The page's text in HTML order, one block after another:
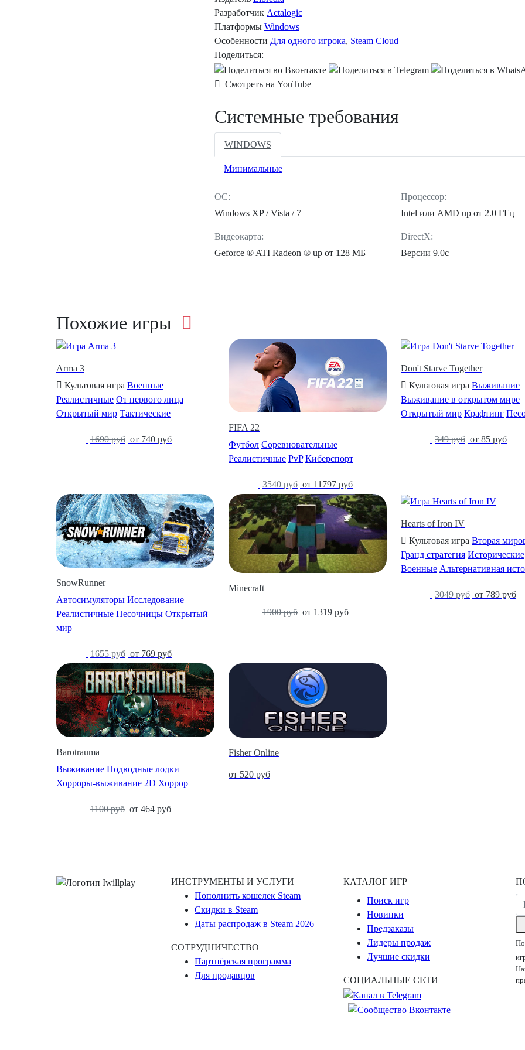
Разработчик Actalogic
Платформы Windows
Особенности Для одного игрока, Steam Cloud
Поделиться:
Смотреть на YouTube
Системные требования
WINDOWS
Минимальные
ОС:
Windows XP / Vista / 7
Процессор:
Intel или AMD up от 2.0 ГГц
Видеокарта:
Geforce ® ATI Radeon ® up от 128 МБ
DirectX:
Версии 9.0c
Похожие игры
Arma 3
Культовая игра Военные
Реалистичные От первого лица
Открытый мир Тактические
1690 руб от 740 руб
FIFA 22
Футбол Соревновательные
Реалистичные PvP Киберспорт
3540 руб от 11797 руб
Don't Starve Together
Культовая игра Выживание
Выживание в открытом мире
Открытый мир Крафтинг
349 руб от 85 руб
SnowRunner
Автосимуляторы Исследование
Реалистичные Песочницы Открытый
мир
1655 руб от 769 руб
Minecraft
1900 руб от 1319 руб
Hearts of Iron IV
Культовая игра Вторая
Гранд стратегия Исторические
Военные Альтернативная
3049 руб от 789 руб
Barotrauma
Выживание Подводные лодки
Хорроры-выживание 2D Хоррор
1100 руб от 464 руб
Fisher Online
от 520 руб
ИНСТРУМЕНТЫ И УСЛУГИ
Пополнить кошелек Steam
Скидки в Steam
Даты распродаж в Steam 2026
СОТРУДНИЧЕСТВО
Партнёрская программа
Для продавцов
КАТАЛОГ ИГР
Поиск игр
Новинки
Предзаказы
Лидеры продаж
Лучшие скидки
СОЦИАЛЬНЫЕ СЕТИ